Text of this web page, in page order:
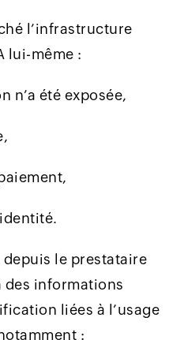
l’infrastructure
lui-même :
n’a été exposée,
depuis le prestataire
des informations
liées à l’usage
: